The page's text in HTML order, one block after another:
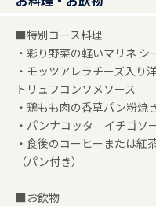
■特別コース料理
・彩り野菜の軽いマリネ シ
・モッツアレラチーズ入
トリュフコンソメソース
・鶏もも肉の香草パン粉
・パンナコッタ イチゴソ
・食後のコーヒーまたは紅
（パン付き）
■お飲物